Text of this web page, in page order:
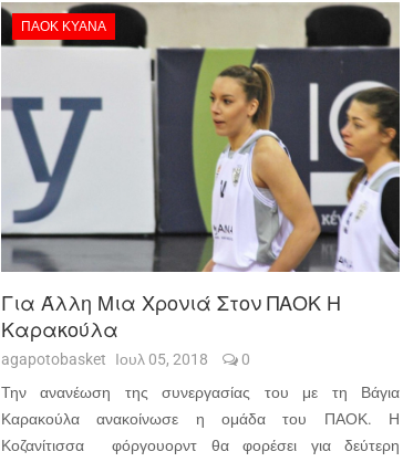
ΠΑΟΚ ΚΥΑΝΑ
Για Άλλη Μια Χρονιά Στον ΠΑΟΚ Η
Καρακούλα
agapotobasket Ιουλ 05, 2018
0
Την ανανέωση της συνεργασίας του με τη Βάγια
Καρακούλα ανακοίνωσε η ομάδα του ΠΑΟΚ. Η
Κοζανίτισσα φόργουορντ θα φορέσει για δεύτερη